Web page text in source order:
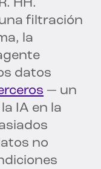
HH.
filtración
la
datos
— un
IA en la
no